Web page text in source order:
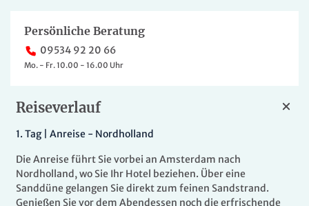
Reiseverlauf
1. Tag | Anreise - Nordholland
Die Anreise führt Sie vorbei an Amsterdam nach
Nordholland, wo Sie Ihr Hotel beziehen. Über eine
Sanddüne gelangen Sie direkt zum feinen Sandstrand.
Genießen Sie vor dem Abendessen noch die erfrischende
Persönliche Beratung
09534 92 20 66
Mo. - Fr. 10.00 - 16.00 Uhr